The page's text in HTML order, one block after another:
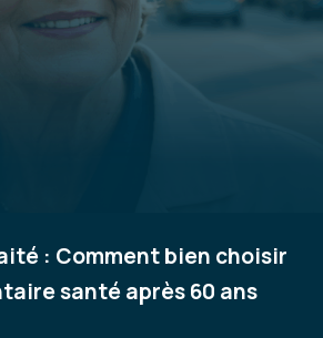
: Comment bien choisir
santé après 60 ans